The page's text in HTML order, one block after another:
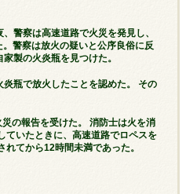
警察は高速道路で火災を発見し、
警察は放火の疑いと公序良俗に反
製の火炎瓶を見つけた。
瓶で放火したことを認めた。 その
の報告を受けた。 消防士は火を消
ていたときに、高速道路でロペスを
てから12時間未満であった。